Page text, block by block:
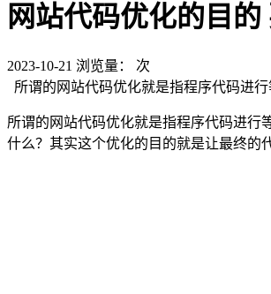
网站代码优化的目
2023-10-21 浏览量：
次
所谓的网站代码优化就是指程序代码进
所谓的网站代码优化就是指程序代码进行
什么？其实这个优化的目的就是让最终的